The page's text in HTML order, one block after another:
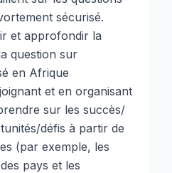
sécurisé.
et approfondir la
question sur
en Afrique
et en organisant
sur les succès/
défis à partir de
(par exemple, les
pays et les